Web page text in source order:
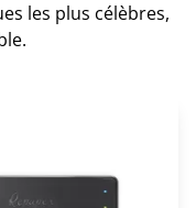
les plus célèbres,